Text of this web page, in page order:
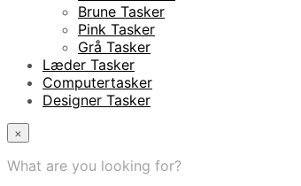
Brune Tasker
Pink Tasker
Grå Tasker
Læder Tasker
Computertasker
Designer Tasker
×
What are you looking for?